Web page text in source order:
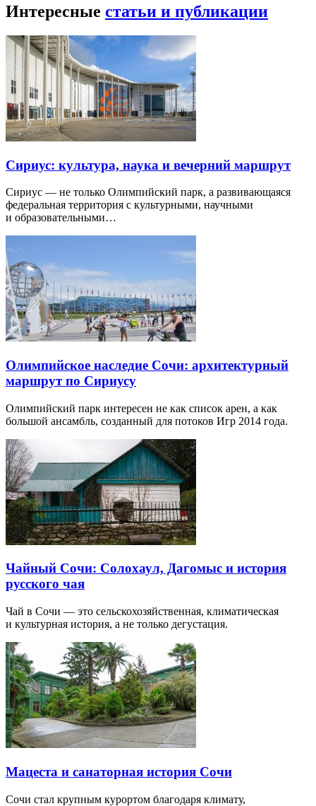
Интересные статьи и публикации
Сириус: культура, наука и вечерний маршрут
Сириус — не только Олимпийский парк, а развивающаяся
федеральная территория с культурными, научными
и образовательными…
Олимпийское наследие Сочи: архитектурный
маршрут по Сириусу
Олимпийский парк интересен не как список арен, а как
большой ансамбль, созданный для потоков Игр 2014 года.
Чайный Сочи: Солохаул, Дагомыс и история
русского чая
Чай в Сочи — это сельскохозяйственная, климатическая
и культурная история, а не только дегустация.
Мацеста и санаторная история Сочи
Сочи стал крупным курортом благодаря климату,